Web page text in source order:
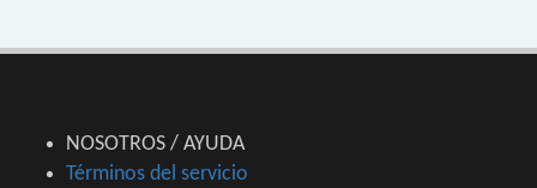
NOSOTROS / AYUDA
Términos del servicio